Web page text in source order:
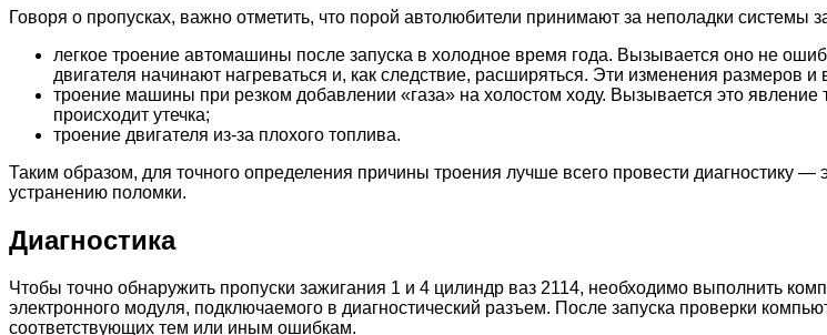
Говоря о пропусках, важно отметить, что порой автолюбители принимают за неполадки системы
легкое троение автомашины после запуска в холодное время года. Вызывается оно не
двигателя начинают нагреваться и, как следствие, расширяться. Эти изменения размеров
троение машины при резком добавлении «газа» на холостом ходу. Вызывается это
происходит утечка;
троение двигателя из-за плохого топлива.
Таким образом, для точного определения причины троения лучше всего провести диагностику
устранению поломки.
Диагностика
Чтобы точно обнаружить пропуски зажигания 1 и 4 цилиндр ваз 2114, необходимо выполнить
электронного модуля, подключаемого в диагностический разъем. После запуска проверки
соответствующих тем или иным ошибкам.